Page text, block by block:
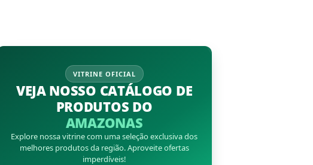
VITRINE OFICIAL
VEJA NOSSO CATÁLOGO DE
PRODUTOS DO
AMAZONAS
Explore nossa vitrine com uma seleção exclusiva dos
melhores produtos da região. Aproveite ofertas
imperdíveis!